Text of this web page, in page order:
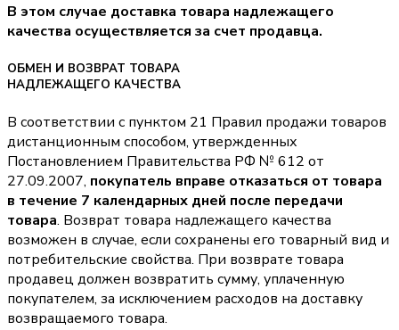
В этом случае доставка товара надлежащего
качества осуществляется за счет продавца.
ОБМЕН И ВОЗВРАТ ТОВАРА
НАДЛЕЖАЩЕГО КАЧЕСТВА
В соответствии с пунктом 21 Правил продажи товаров
дистанционным способом, утвержденных
Постановлением Правительства РФ № 612 от
27.09.2007, покупатель вправе отказаться от товара
в течение 7 календарных дней после передачи
товара. Возврат товара надлежащего качества
возможен в случае, если сохранены его товарный вид и
потребительские свойства. При возврате товара
продавец должен возвратить сумму, уплаченную
покупателем, за исключением расходов на доставку
возвращаемого товара.